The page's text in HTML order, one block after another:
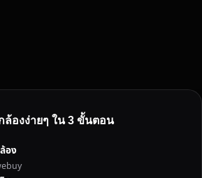
ล้องง่ายๆ ใน 3 ขั้นตอน
อง